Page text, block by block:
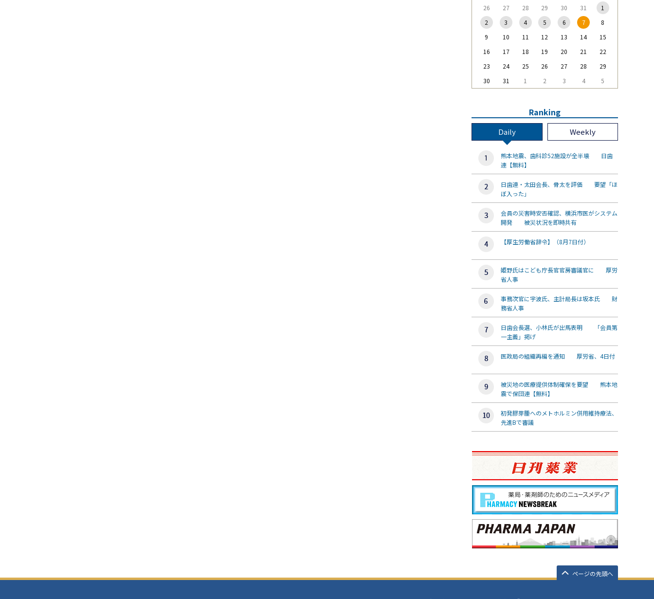
26 27 28 29 30 31
1
2
3 4 5 6 7
8
9
10 11 12 13 14
15
16
17 18 19 20 21
22
23
24 25 26 27 28
29
30
31 1 2 3 4 5
Ranking
Daily Weekly
熊本地震、歯科診52施設が全半壊 日歯
連【無料】
日歯連・太田会長、骨太を評価 要望「ほ
ぼ入った」
会員の災害時安否確認、横浜市医がシステム
開発 被災状況を即時共有
【厚生労働省辞令】（8月7日付）
姫野氏はこども庁長官官房審議官に 厚労
省人事
事務次官に宇波氏、主計局長は坂本氏 財
務省人事
日歯会長選、小林氏が出馬表明 「会員第
一主義」掲げ
医政局の組織再編を通知 厚労省、4日付
被災地の医療提供体制確保を要望 熊本地
震で保団連【無料】
初発膠芽腫へのメトホルミン併用維持療法、
先進Bで審議
ページの先頭へ